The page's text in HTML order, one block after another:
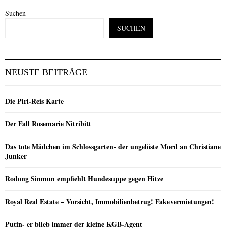
Suchen
SUCHEN
NEUSTE BEITRÄGE
Die Piri-Reis Karte
Der Fall Rosemarie Nitribitt
Das tote Mädchen im Schlossgarten- der ungelöste Mord an Christiane
Junker
Rodong Sinmun empfiehlt Hundesuppe gegen Hitze
Royal Real Estate – Vorsicht, Immobilienbetrug! Fakevermietungen!
Putin- er blieb immer der kleine KGB-Agent